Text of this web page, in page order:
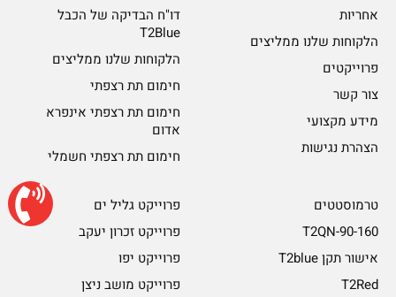
אחריות
הלקוחות שלנו ממליצים
פרוייקטים
צור קשר
מידע מקצועי
הצהרת נגישות
דו"ח הבדיקה של הכבל
T2Blue
הלקוחות שלנו ממליצים
חימום תת רצפתי
חימום תת רצפתי אינפרא
אדום
חימום תת רצפתי חשמלי
טרמוסטטים
T2QN-90-160
אישור תקן T2blue
T2Red
פרוייקט גליל ים
פרוייקט זכרון יעקב
פרוייקט יפו
פרוייקט מושב ניצן